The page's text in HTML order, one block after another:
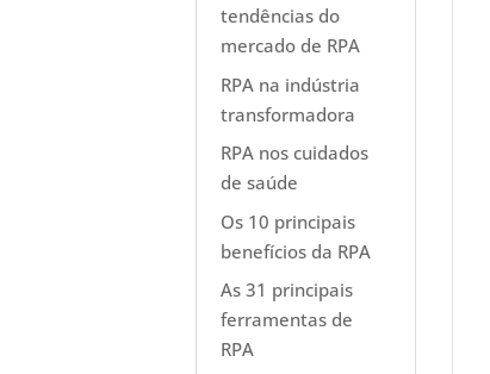
tendências do
mercado de RPA
RPA na indústria
transformadora
RPA nos cuidados
de saúde
Os 10 principais
benefícios da RPA
As 31 principais
ferramentas de
RPA